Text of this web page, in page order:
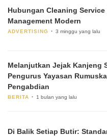
Hubungan Cleaning
Management Modern
ADVERTISING 3 minggu yang lalu
Melanjutkan Jejak Kanjeng
Pengurus Yayasan
Pengabdian
BERITA 1 bulan yang lalu
Di Balik Setiap Butir: